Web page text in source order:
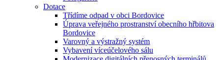
Dotace
Třídíme odpad v obci Bordovice
Úprava veřejného prostranství obecního hřbitova
Bordovice
Varovný a výstražný systém
Vybavení víceúčelového sálu